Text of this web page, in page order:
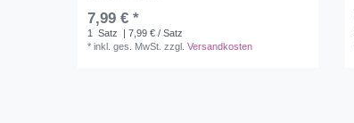
7,99 € *
1 Satz
| 7,99 € / Satz
*inkl. ges. MwSt. zzgl.Versandkosten